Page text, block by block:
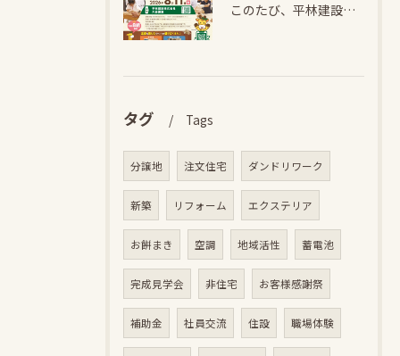
このたび、平林建設では、お子さまが木とふれあい・木について学...
タグ Tags
分譲地 注文住宅 ダンドリワーク
新築 リフォーム エクステリア
お餅まき 空調 地域活性 蓄電池
完成見学会 非住宅 お客様感謝祭
補助金 社員交流 住設 職場体験